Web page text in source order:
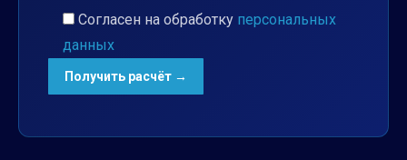
Согласен на обработку персональных
данных